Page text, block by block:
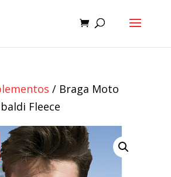
/ Braga Moto
Fleece